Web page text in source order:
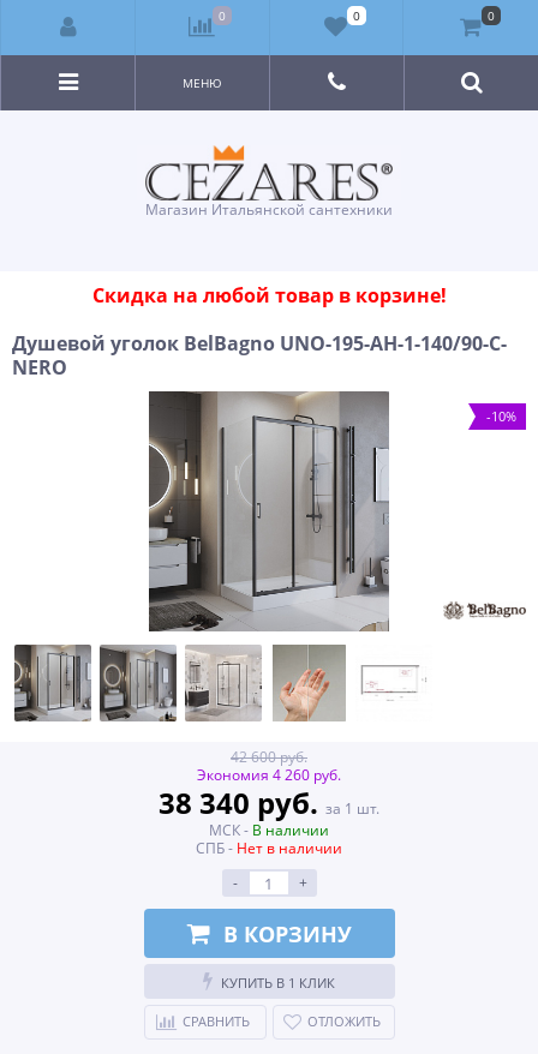
Магазин Итальянской сантехники
МЕНЮ
Скидка на любой товар в корзине!
Душевой уголок BelBagno UNO-195-AH-1-140/90-C-
NERO
-10%
42 600 руб.
Экономия 4 260 руб.
38 340 руб. за 1 шт.
МСК - В наличии
СПБ - Нет в наличии
-
+
В КОРЗИНУ
КУПИТЬ В 1 КЛИК
СРАВНИТЬ ОТЛОЖИТЬ
0 0 0